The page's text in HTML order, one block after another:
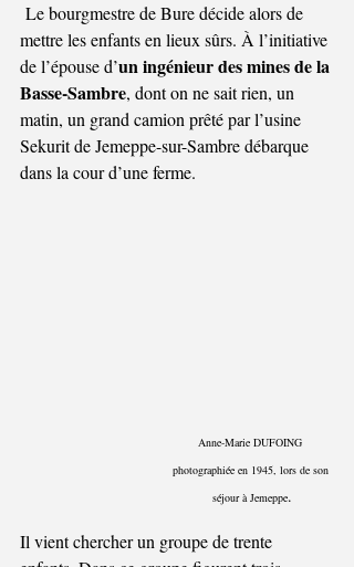
Le bourgmestre de Bure décide alors de
mettre les enfants en lieux sûrs. À l’initiative
de l’épouse d’un ingénieur des mines de la
Basse-Sambre, dont on ne sait rien, un
matin, un grand camion prêté par l’usine
Sekurit de Jemeppe-sur-Sambre débarque
dans la cour d’une ferme.
Anne-Marie DUFOING
photographiée en 1945, lors de son
séjour à Jemeppe.
Il vient chercher un groupe de trente